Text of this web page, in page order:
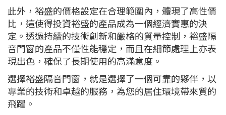
此外，裕盛的價格設定在合理範圍內，體現了高性價
比，這使得投資裕盛的產品成為一個經濟實惠的決
定。透過持續的技術創新和嚴格的質量控制，裕盛隔
音門窗的產品不僅性能穩定，而且在細節處理上亦表
現出色，確保了長期使用的高滿意度。
選擇裕盛隔音門窗，就是選擇了一個可靠的夥伴，以
專業的技術和卓越的服務，為您的居住環境帶來質的
飛躍。